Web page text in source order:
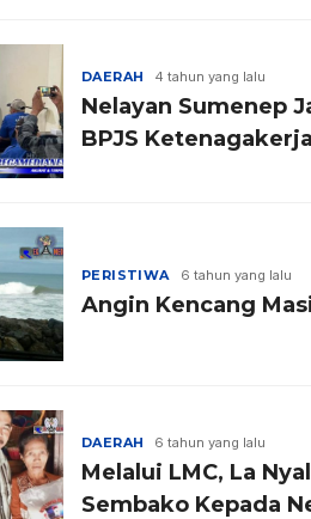
DAERAH 4 tahun yang lalu
Nelayan Sumenep
BPJS
PERISTIWA 6 tahun yang lalu
Angin Kencang
DAERAH 6 tahun yang lalu
Melalui LMC, La
Sembako Kepada